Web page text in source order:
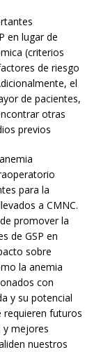
en lugar de
(criterios
de riesgo
el
de pacientes,
otras
previos
para la
a CMNC.
promover la
de GSP en
sobre
la anemia
con
y su potencial
requieren futuros
y mejores
nuestros